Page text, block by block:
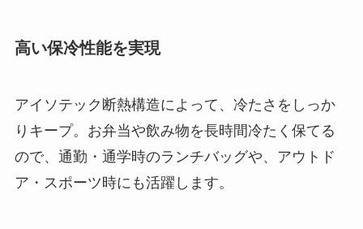
高い保冷性能を実現
アイソテック断熱構造によって、冷たさをしっか
りキープ。お弁当や飲み物を長時間冷たく保てる
ので、通勤・通学時のランチバッグや、アウトド
ア・スポーツ時にも活躍します。